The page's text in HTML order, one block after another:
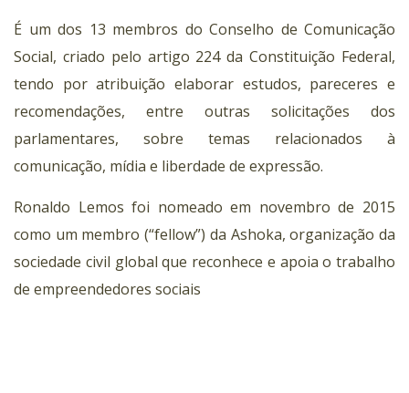
É um dos 13 membros do Conselho de Comunicação
Social, criado pelo artigo 224 da Constituição Federal,
tendo por atribuição elaborar estudos, pareceres e
recomendações, entre outras solicitações dos
parlamentares, sobre temas relacionados à
comunicação, mídia e liberdade de expressão.
Ronaldo Lemos foi nomeado em novembro de 2015
como um membro (“fellow”) da Ashoka, organização da
sociedade civil global que reconhece e apoia o trabalho
de empreendedores sociais